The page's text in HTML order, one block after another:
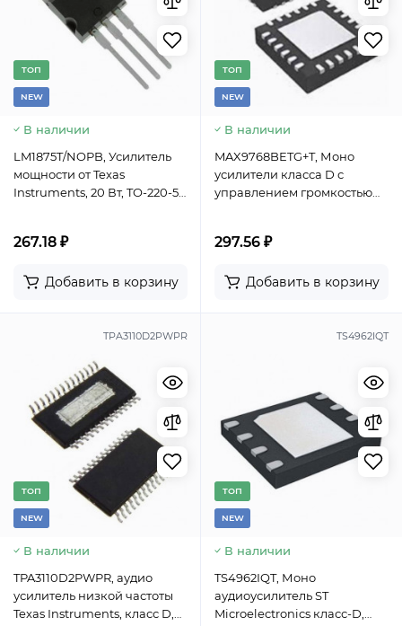
TОП
NEW
В наличии
LM1875T/NOPB, Усилитель
мощности от Texas
Instruments, 20 Вт, TO-220-5,
267.18 ₽
Добавить в корзину
TОП
NEW
В наличии
MAX9768BETG+T, Моно
усилители класса D с
управлением громкостью
297.56 ₽
Добавить в корзину
TPA3110D2PWPR
TОП
NEW
В наличии
TPA3110D2PWPR, аудио
усилитель низкой частоты
Texas Instruments, класс D,
TS4962IQT
TОП
NEW
В наличии
TS4962IQT, Моно
аудиоусилитель ST
Microelectronics класс-D,